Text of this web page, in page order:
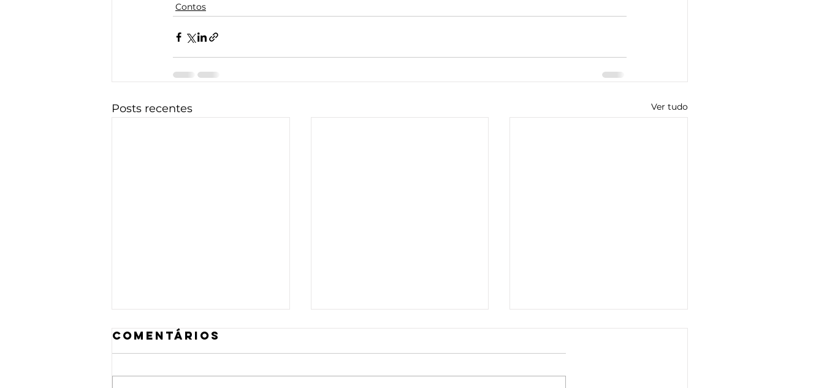
Contos
Posts recentes Ver tudo
Comentários